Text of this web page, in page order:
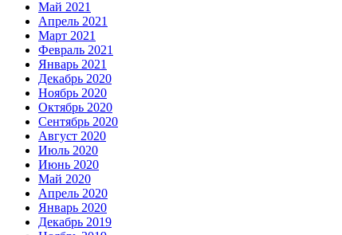
Май 2021
Апрель 2021
Март 2021
Февраль 2021
Январь 2021
Декабрь 2020
Ноябрь 2020
Октябрь 2020
Сентябрь 2020
Август 2020
Июль 2020
Июнь 2020
Май 2020
Апрель 2020
Январь 2020
Декабрь 2019